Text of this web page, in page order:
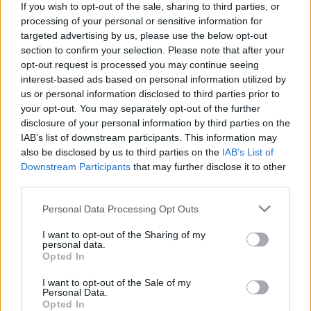
If you wish to opt-out of the sale, sharing to third parties, or
processing of your personal or sensitive information for
targeted advertising by us, please use the below opt-out
section to confirm your selection. Please note that after your
opt-out request is processed you may continue seeing
interest-based ads based on personal information utilized by
us or personal information disclosed to third parties prior to
your opt-out. You may separately opt-out of the further
disclosure of your personal information by third parties on the
IAB’s list of downstream participants. This information may
also be disclosed by us to third parties on the IAB’s List of
Downstream Participants that may further disclose it to other
Please note that this website/app uses one or more Google
not limited to your visit or usage behaviour. You may click to
grant or deny consent to Google and its third-party tags to
use your data for below specified purposes in below Google
consent section.
Personal Data Processing Opt Outs
I want to opt-out of the Sharing of my
personal data.
Opted In
I want to opt-out of the Sale of my
Personal Data.
Opted In
fejlődés a hangsúlyos: az alienek Ripleynek
köszönhetően tovább lépnek a létrán - bár
megkérdőjelezhető, hogy csakugyan egy következő
lépés-e számukra a tojásrakás emberi szaporodási
módra való váltása; továbbá az ember, semmint az
alienkirálynő elfogadása szülőként. S ha már itt
tartunk: a film legnagyobb találmánya, a hibrid az a
dolog, amivel a veretes filmsorozatok a sokadik,
űrben játszódó részekben jellemzően elő szoktak
állni... Ami Ripley fejlődését illeti, újfajta,
komplexebb érzésekkel viszonyul a lényekhez, és ha
a sci-fi-horrori tengelyen nézzük, mindez
elkerülhetetlen végzet volt számára már az első rész
után, vagy legalábbis az után a döntés után, hogy
A régi, elengedhetetlen szereplőket tehát sikerült a
filmnek fenntarthatóvá tennie, bár az evolválódással
párhuzamosan az alienek mítosza sérüléseket is
szenved, ez nyilvánvaló. Egy-két odadurrantástól